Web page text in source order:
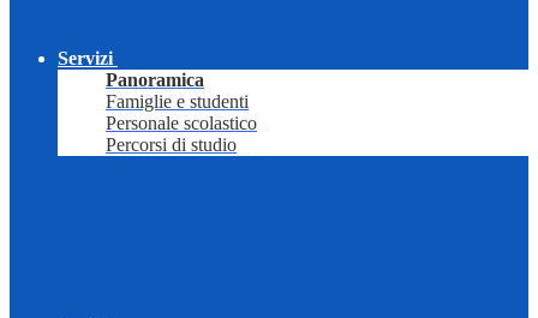
Servizi
Panoramica
Famiglie e studenti
Personale scolastico
Percorsi di studio